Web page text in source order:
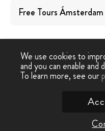
Free ToursÁmsterdam
Free Walking Tour ›
We use cookies to
and you can enable and
To learn more, see our